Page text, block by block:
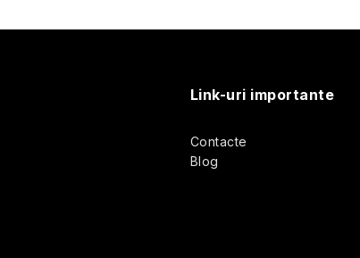
l
s
ă
Link-uri importante
Contacte
Blog